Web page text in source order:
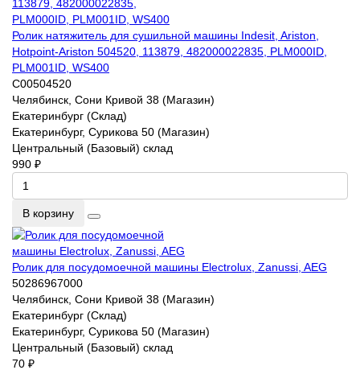
Ролик натяжитель для сушильной машины Indesit, Ariston,
Hotpoint-Ariston 504520, 113879, 482000022835, PLM000ID,
PLM001ID, WS400
C00504520
Челябинск, Сони Кривой 38 (Магазин)
Екатеринбург (Склад)
Екатеринбург, Сурикова 50 (Магазин)
Центральный (Базовый) склад
990 ₽
В корзину
Ролик для посудомоечной машины Electrolux, Zanussi, AEG
50286967000
Челябинск, Сони Кривой 38 (Магазин)
Екатеринбург (Склад)
Екатеринбург, Сурикова 50 (Магазин)
Центральный (Базовый) склад
70 ₽